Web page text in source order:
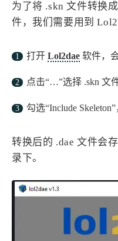
为了将 .skn 文件转换
件，我们需要用到
打开 Lol2dae 软件，
点击“…”选择 .skn 文件
勾选“Include
转换后的 .dae 文件会
录下。